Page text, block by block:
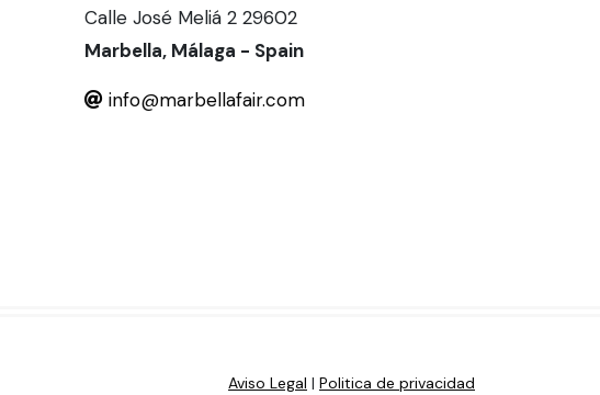
Calle José Meliá 2 29602
Marbella, Málaga - Spain
info@marbellafair.com
Aviso Legal | Politica de privacidad